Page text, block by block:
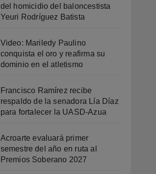
del homicidio del baloncestista
Yeuri Rodríguez Batista
Video: Mariledy Paulino
conquista el oro y reafirma su
dominio en el atletismo
Francisco Ramírez recibe
respaldo de la senadora Lía Díaz
para fortalecer la UASD-Azua
Acroarte evaluará primer
semestre del año en ruta al
Premios Soberano 2027